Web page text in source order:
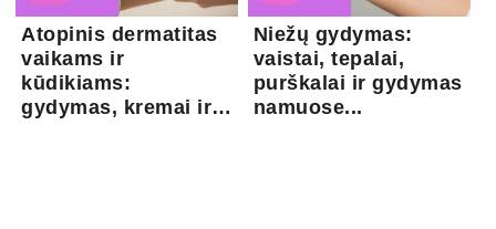
Atopinis dermatitas
vaikams ir
kūdikiams:
gydymas, kremai ir
Niežų gydymas:
vaistai, tepalai,
purškalai ir gydymas
namuose...